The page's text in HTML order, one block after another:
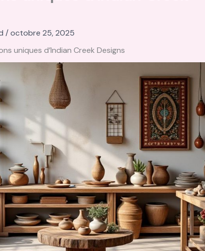
/octobre 25, 2025
uniques d’Indian Creek Designs